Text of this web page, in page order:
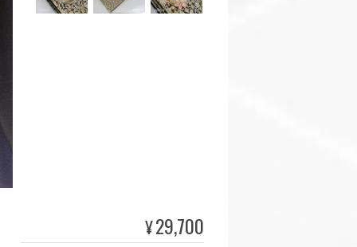
¥29,700